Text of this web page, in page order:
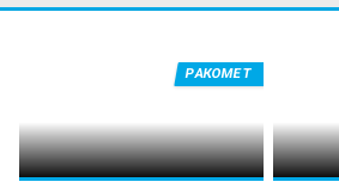
РАКОМЕТ